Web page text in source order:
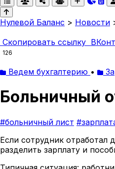
Нулевой Баланс > Новости
Скопировать ссылку
126
Ведем бухгалтерию •
Больничный
#больничный лист
Если сотрудник отработал
разделить зарплату и